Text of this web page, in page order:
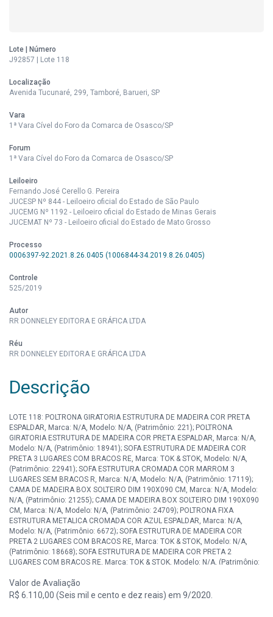
Lote | Número
J92857 | Lote 118
Localização
Avenida Tucunaré, 299, Tamboré, Barueri, SP
Vara
1ª Vara Cível do Foro da Comarca de Osasco/SP
Forum
1ª Vara Cível do Foro da Comarca de Osasco/SP
Leiloeiro
Fernando José Cerello G. Pereira
JUCESP Nº 844 - Leiloeiro oficial do Estado de São Paulo
JUCEMG Nº 1192 - Leiloeiro oficial do Estado de Minas Gerais
JUCEMAT Nº 73 - Leiloeiro oficial do Estado de Mato Grosso
Processo
0006397-92.2021.8.26.0405 (1006844-34.2019.8.26.0405)
Controle
525/2019
Autor
RR DONNELEY EDITORA E GRÁFICA LTDA
Réu
RR DONNELEY EDITORA E GRÁFICA LTDA
Descrição
LOTE 118: POLTRONA GIRATORIA ESTRUTURA DE MADEIRA COR PRETA
ESPALDAR, Marca: N/A, Modelo: N/A, (Patrimônio: 221); POLTRONA
GIRATORIA ESTRUTURA DE MADEIRA COR PRETA ESPALDAR, Marca: N/A,
Modelo: N/A, (Patrimônio: 18941); SOFA ESTRUTURA DE MADEIRA COR
PRETA 3 LUGARES COM BRACOS RE, Marca: TOK & STOK, Modelo: N/A,
(Patrimônio: 22941); SOFA ESTRUTURA CROMADA COR MARROM 3
LUGARES SEM BRACOS R, Marca: N/A, Modelo: N/A, (Patrimônio: 17119);
CAMA DE MADEIRA BOX SOLTEIRO DIM 190X090 CM, Marca: N/A, Modelo:
N/A, (Patrimônio: 21255); CAMA DE MADEIRA BOX SOLTEIRO DIM 190X090
CM, Marca: N/A, Modelo: N/A, (Patrimônio: 24709); POLTRONA FIXA
ESTRUTURA METALICA CROMADA COR AZUL ESPALDAR, Marca: N/A,
Modelo: N/A, (Patrimônio: 6672); SOFA ESTRUTURA DE MADEIRA COR
PRETA 2 LUGARES COM BRACOS RE, Marca: TOK & STOK, Modelo: N/A,
(Patrimônio: 18668); SOFA ESTRUTURA DE MADEIRA COR PRETA 2
LUGARES COM BRACOS RE, Marca: TOK & STOK, Modelo: N/A, (Patrimônio:
ESPALDA, Marca: TOK & STOK, Modelo: N/A, (Patrimônio: 21199); POLTRONA
FIXA ESTRUTURA METALICA CROMADA COR PRETA ESPALDA, Marca: TOK
Valor de Avaliação
R$ 6.110,00 (Seis mil e cento e dez reais) em 9/2020.